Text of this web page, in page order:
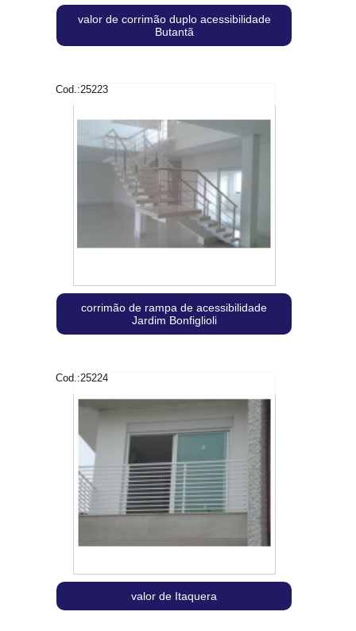
valor de corrimão duplo acessibilidade
Butantã
Cod.:25223
corrimão de rampa de acessibilidade
Jardim Bonfiglioli
Cod.:25224
valor de Itaquera